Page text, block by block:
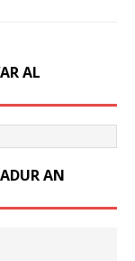
AL
AN